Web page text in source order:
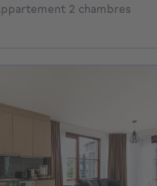
2 chambres